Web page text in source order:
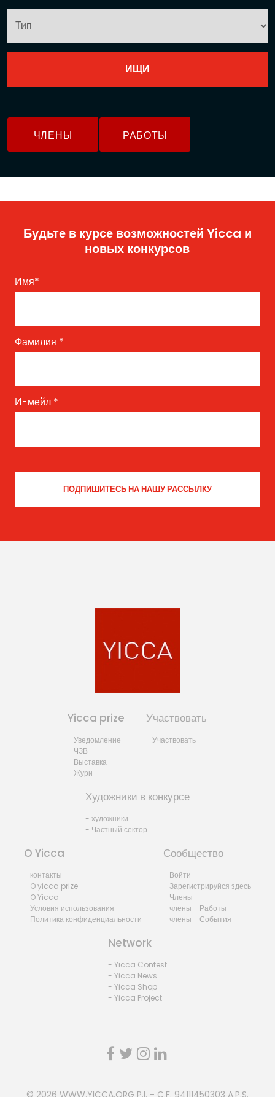
ЧЛЕНЫ РАБОТЫ
Будьте в курсе возможностей Yicca и
новых конкурсов
Имя*
Фамилия *
И-мейл *
Yicca prize
- Уведомление
- ЧЗВ
- Выставка
- Жури
Участвовать
- Участвовать
Художники в конкурсе
- художники
- Частный сектор
O Yicca
- контакты
- O yicca prize
- O Yicca
- Условия использования
- Политика конфиденциальности
Сообщество
- Войти
- Зарегистрируйся здесь
- Члены
- члены - Работы
- члены - События
Network
- Yicca Contest
- Yicca News
- Yicca Shop
- Yicca Project
© 2026 WWW.YICCA.ORG P.I. - C.F. 94111450303 A.P.S.